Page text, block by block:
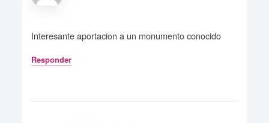
Interesante aportacion a un monumento conocido
Responder